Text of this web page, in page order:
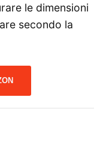
le dimensioni
secondo la